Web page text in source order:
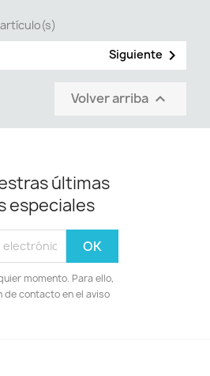
Siguiente 
Volver arriba 
últimas
especiales
momento. Para ello,
contacto en el aviso